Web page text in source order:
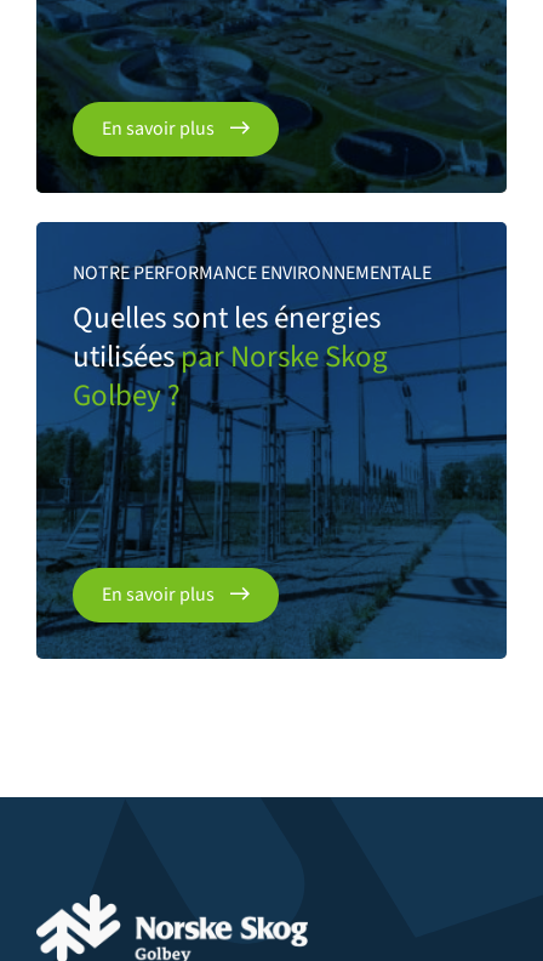
En savoir plus
NOTRE PERFORMANCE ENVIRONNEMENTALE
Quelles sont les énergies
utiliséespar Norske Skog
Golbey ?
En savoir plus